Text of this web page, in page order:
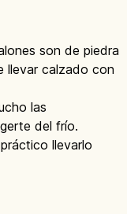
son de piedra
llevar calzado con
las
del frío.
práctico llevarlo